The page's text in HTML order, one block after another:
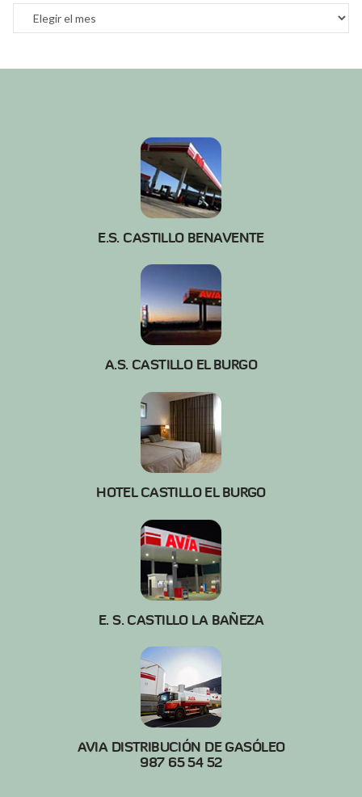
Archivos
E.S. CASTILLO BENAVENTE
A.S. CASTILLO EL BURGO
HOTEL CASTILLO EL BURGO
E. S. CASTILLO LA BAÑEZA
AVIA DISTRIBUCIÓN DE GASÓLEO
987 65 54 52